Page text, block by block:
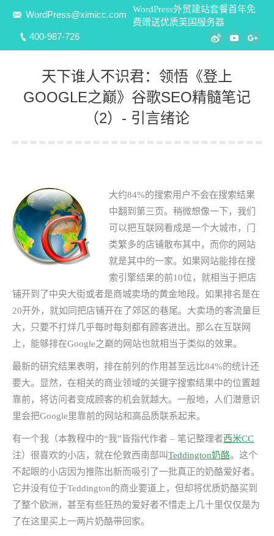
WordPress@ximicc.com
400-987-726
WordPress外贸建站套餐首年免
费赠送优质美国服务器
WeiboYouTube
天下谁人不识君：领悟《登上
GOOGLE之巅》谷歌SEO精髓笔记
（2）- 引言绪论
大约84%的搜索用户不会在搜索结果
中翻到第三页。稍微想像一下，我们
可以把互联网看成是一个大城市，门
类繁多的店铺散布其中，而你的网站
就是其中的一家。如果网站能排在搜
索引擎结果的前10位，就相当于把店
铺开到了中央大街或者是商城卖场的黄金地段。如果排名是在
20开外，就如同把店铺开在了郊区的巷尾。大卖场的客流量巨
大，只要不打烊几乎每时每刻都有顾客进出。那么在互联网
上，能够排在Google之巅的网站也就相当于类似的效果。
最新的研究结果表明，排在前列的作用甚至远比84%的统计还
要大。显然，在相关的商业领域的关键字搜索结果中的位置越
靠前，将访问者变成顾客的机会就越大。一般地，人们潜意识
里会把Google里靠前的网站和高品质联系起来。
有一个我（本教程中的“我”皆指代作者 – 笔记整理者西米CC
注）很喜欢的小店，就在伦敦西南部叫Teddington奶酪。这个
不起眼的小店因为推陈出新而吸引了一批真正的奶酪爱好者。
它并没有位于Teddington的商业要道上，但却将优质奶酪买到
了整个欧洲，甚至有些狂热的爱好者不惜走上几十里仅仅是为
了在这里买上一两片奶酪带回家。